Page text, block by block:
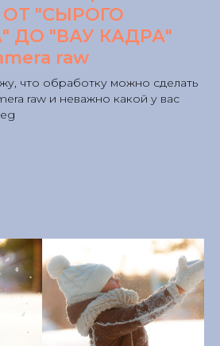
"СЫРОГО
ДО "ВАУ КАДРА"
raw
что обработку можно сделать
raw и неважно какой у вас